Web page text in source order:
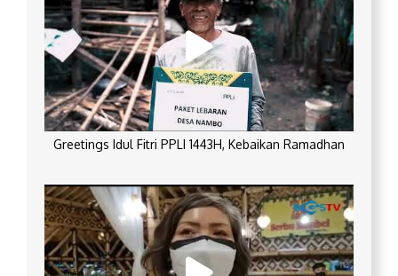
Greetings Idul Fitri PPLI 1443H, Kebaikan Ramadhan